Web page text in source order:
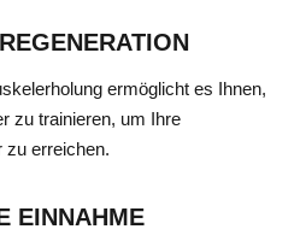
ermöglicht es Ihnen,
zu trainieren, um Ihre
zu erreichen.
EINNAHME